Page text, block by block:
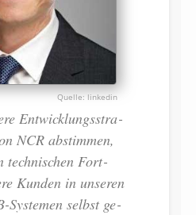
linkedin
Ent­wicklungs­stra­
NCR ab­stimmen,
tech­ni­schen Fort­
Kun­den in un­se­ren
Systemen selbst ge­